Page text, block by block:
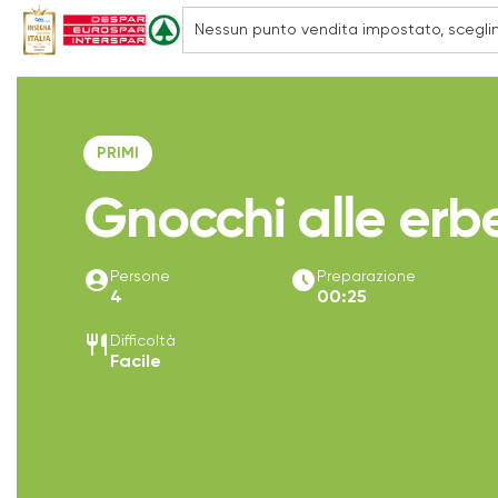
PRIMI
Gnocchi alle
account_circle Persone
4
access_time_filled Preparazione
00:25
restaurant Difficoltà
Facile